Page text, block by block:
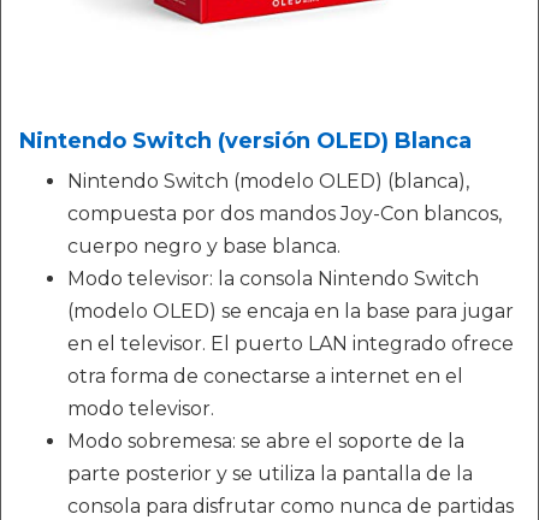
Nintendo Switch (versión OLED) Blanca
Nintendo Switch (modelo OLED) (blanca),
compuesta por dos mandos Joy-Con blancos,
cuerpo negro y base blanca.
Modo televisor: la consola Nintendo Switch
(modelo OLED) se encaja en la base para jugar
en el televisor. El puerto LAN integrado ofrece
otra forma de conectarse a internet en el
modo televisor.
Modo sobremesa: se abre el soporte de la
parte posterior y se utiliza la pantalla de la
consola para disfrutar como nunca de partidas